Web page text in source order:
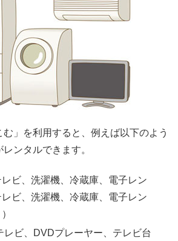
む」を利用すると、例えば以下のよう
ンタルできます。
ビ、洗濯機、冷蔵庫、電子レン
ビ、洗濯機、冷蔵庫、電子レン
レビ、DVDプレーヤー、テレビ台